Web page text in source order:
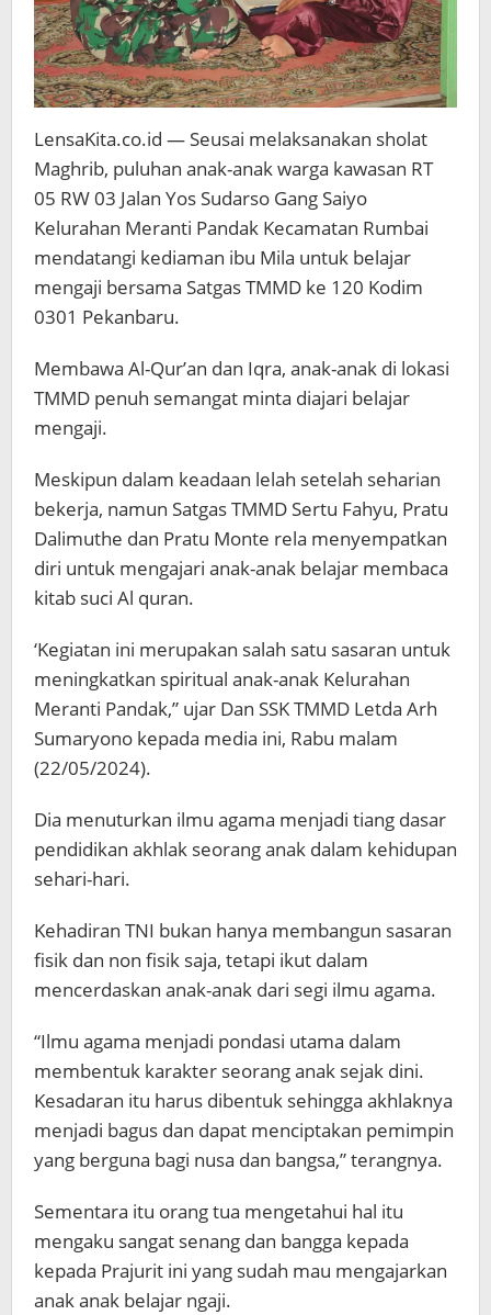
LensaKita.co.id — Seusai melaksanakan sholat
Maghrib, puluhan anak-anak warga kawasan RT
05 RW 03 Jalan Yos Sudarso Gang Saiyo
Kelurahan Meranti Pandak Kecamatan Rumbai
mendatangi kediaman ibu Mila untuk belajar
mengaji bersama Satgas TMMD ke 120 Kodim
0301 Pekanbaru.
Membawa Al-Qur’an dan Iqra, anak-anak di lokasi
TMMD penuh semangat minta diajari belajar
mengaji.
Meskipun dalam keadaan lelah setelah seharian
bekerja, namun Satgas TMMD Sertu Fahyu, Pratu
Dalimuthe dan Pratu Monte rela menyempatkan
diri untuk mengajari anak-anak belajar membaca
kitab suci Al quran.
‘Kegiatan ini merupakan salah satu sasaran untuk
meningkatkan spiritual anak-anak Kelurahan
Meranti Pandak,” ujar Dan SSK TMMD Letda Arh
Sumaryono kepada media ini, Rabu malam
(22/05/2024).
Dia menuturkan ilmu agama menjadi tiang dasar
pendidikan akhlak seorang anak dalam kehidupan
sehari-hari.
Kehadiran TNI bukan hanya membangun sasaran
fisik dan non fisik saja, tetapi ikut dalam
mencerdaskan anak-anak dari segi ilmu agama.
“Ilmu agama menjadi pondasi utama dalam
membentuk karakter seorang anak sejak dini.
Kesadaran itu harus dibentuk sehingga akhlaknya
menjadi bagus dan dapat menciptakan pemimpin
yang berguna bagi nusa dan bangsa,” terangnya.
Sementara itu orang tua mengetahui hal itu
mengaku sangat senang dan bangga kepada
kepada Prajurit ini yang sudah mau mengajarkan
anak anak belajar ngaji.